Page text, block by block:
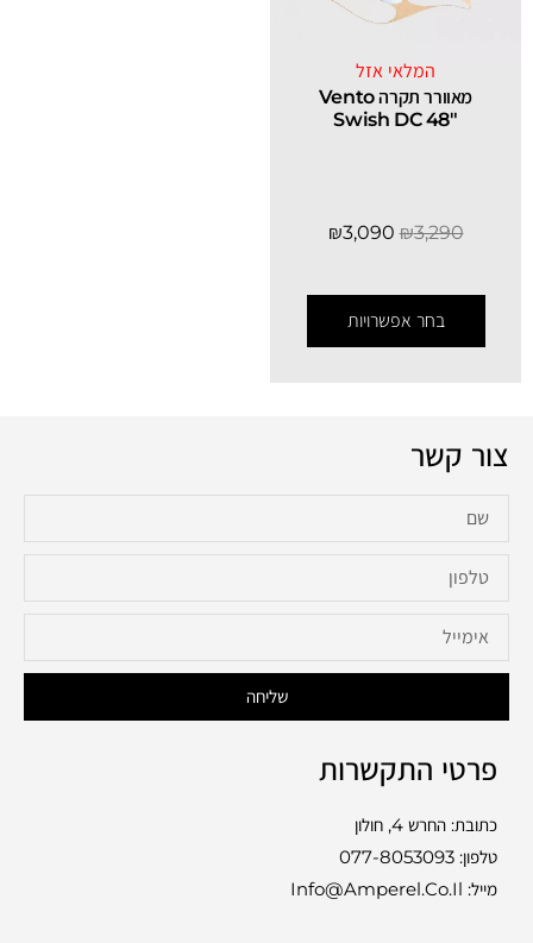
המלאי אזל
מאוורר תקרה Vento
Swish DC 48″
₪3,290
₪3,090
בחר אפשרויות
צור קשר
שליחה
פרטי התקשרות
כתובת: החרש 4, חולון
טלפון: 077-8053093
מייל: Info@amperel.co.il